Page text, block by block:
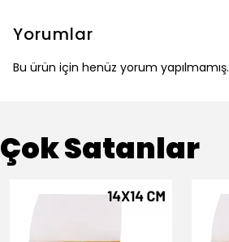
Yorumlar
Bu ürün için henüz yorum yapılmamış.
Çok Satanlar